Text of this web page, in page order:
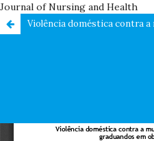
Journal of Nursing and Health